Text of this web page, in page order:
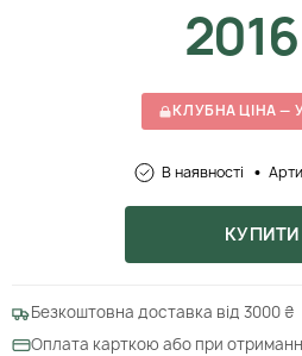
КЛУБНА ЦІНА —
В наявності
КУПИТИ
Безкоштовна доставка від 3000 ₴
Оплата карткою або при